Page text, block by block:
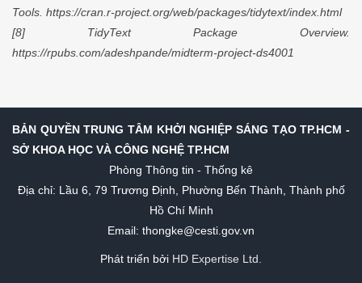
Tools. https://cran.r-project.org/web/packages/tidytext/index.html
[8] TidyText Package Overview.
https://rpubs.com/adeshpande/midterm-project-ds4001
BẢN QUYỀN TRUNG TÂM KHỞI NGHIỆP SÁNG TẠO TP.HCM -
SỞ KHOA HỌC VÀ CÔNG NGHỆ TP.HCM
Phòng Thông tin - Thống kê
Địa chỉ: Lầu 6, 79 Trương Định, Phường Bến Thành, Thành phố
Hồ Chí Minh
Email: thongke@cesti.gov.vn
Phát triển bởi HD Expertise Ltd.